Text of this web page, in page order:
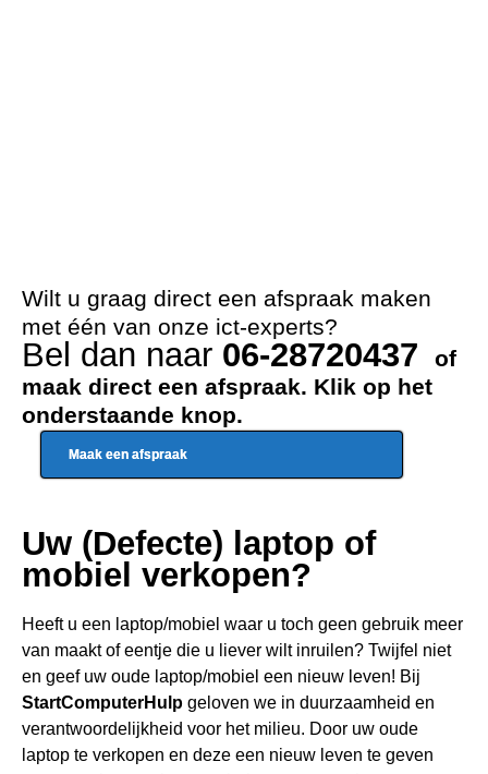
Wilt u graag direct een afspraak maken
met één van onze ict-experts?
Bel dan naar 06-28720437
of
maak direct een afspraak. Klik op het
onderstaande knop.
Maak een afspraak
Uw (Defecte) laptop of
mobiel verkopen?
Heeft u een laptop/mobiel waar u toch geen gebruik meer
van maakt of eentje die u liever wilt inruilen? Twijfel niet
en geef uw oude laptop/mobiel een nieuw leven! Bij
StartComputerHulp geloven we in duurzaamheid en
verantwoordelijkheid voor het milieu. Door uw oude
laptop te verkopen en deze een nieuw leven te geven